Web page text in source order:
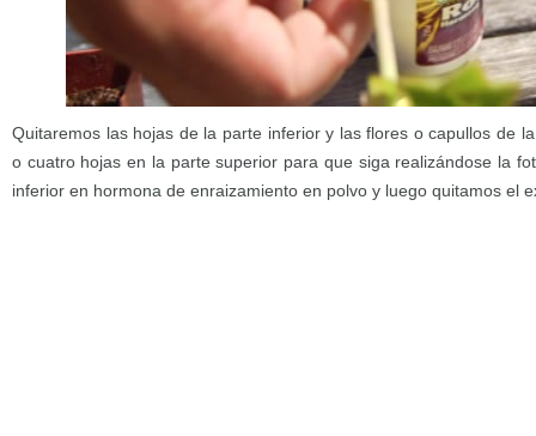
Quitaremos las hojas de la parte inferior y las flores o capullos de
o cuatro hojas en la parte superior para que siga realizándose la
inferior en hormona de enraizamiento en polvo y luego quitamos el